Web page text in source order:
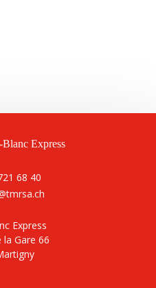
68 40
Express
la Gare 66